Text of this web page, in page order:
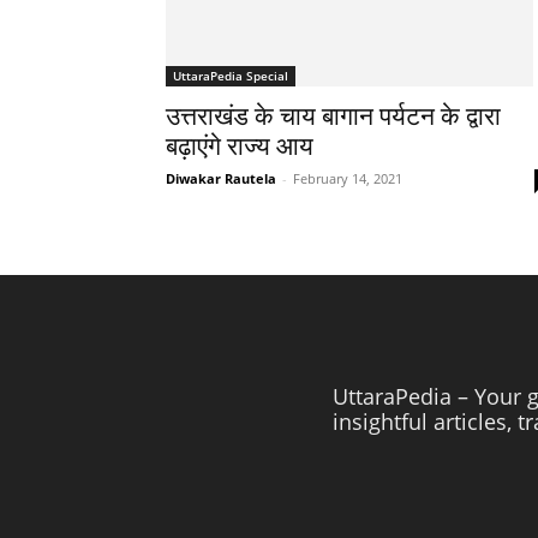
UttaraPedia Special
उत्तराखंड के चाय बागान पर्यटन के द्वारा
बढ़ाएंगे राज्य आय
Diwakar Rautela - February 14, 2021
UttaraPedia – Your
insightful articles,